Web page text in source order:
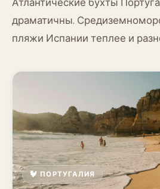
драматичны.
пляжи Испании теплее и
🐓 ПОРТУГАЛИЯ